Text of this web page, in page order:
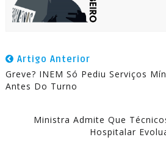
Artigo Anterior
Greve? INEM Só Pediu Serviços
Antes Do Turno
Ministra Admite Que
Hospitalar